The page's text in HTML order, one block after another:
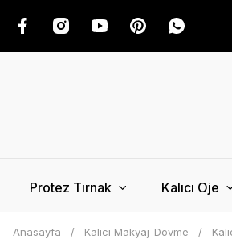
Protez Tırnak Kalıcı Oje
Anasayfa Kalıcı Makyaj-Dövme